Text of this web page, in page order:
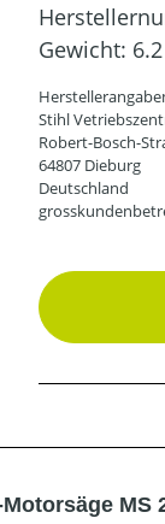
Gewicht:
Stihl
Robert-Bosch-
64807 Dieburg
Deutschland
MS